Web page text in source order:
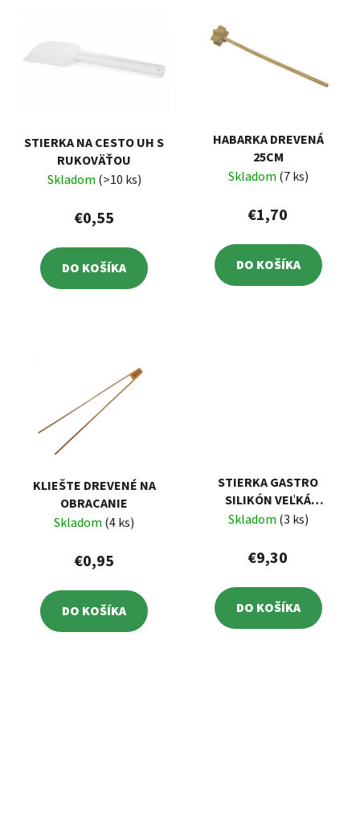
STIERKA NA CESTO UH S
RUKOVÄŤOU
Skladom (>10 ks)
€0,55
DO KOŠÍKA
HABARKA DREVENÁ
25CM
Skladom (7 ks)
€1,70
DO KOŠÍKA
KLIEŠTE DREVENÉ NA
OBRACANIE
Skladom (4 ks)
€0,95
DO KOŠÍKA
STIERKA GASTRO
SILIKÓN VEĽKÁ
150X100X6MM
Skladom (3 ks)
€9,30
DO KOŠÍKA